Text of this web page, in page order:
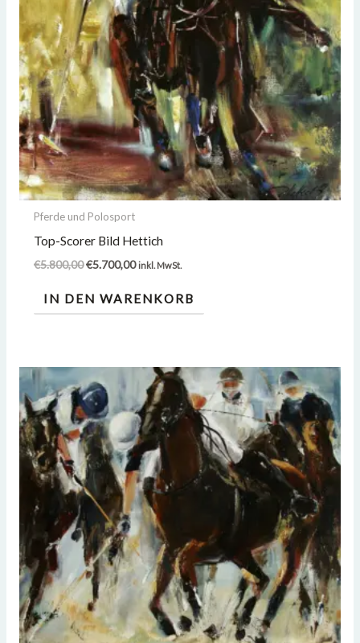
Pferde und Polosport
Top-Scorer Bild Hettich
€5.800,00€5.700,00 inkl. MwSt.
IN DEN WARENKORB